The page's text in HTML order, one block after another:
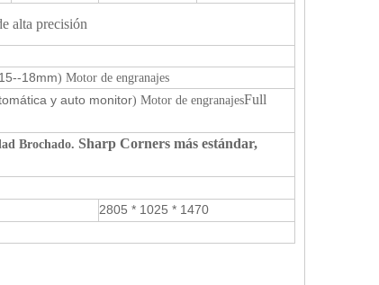
alta precisión
18mm) Motor de engranajes
y auto monitor) Motor de engranajesFull
Brochado. Sharp Corners más estándar,
2805 * 1025 * 1470